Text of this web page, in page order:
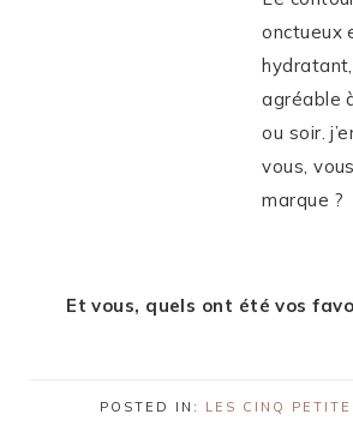
onctueux
agréable
ou soir.
vous,
marque ?
Et vous, quels ont été vos
POSTED IN: LES CINQ